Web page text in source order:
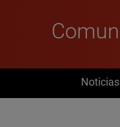
News
Noticias